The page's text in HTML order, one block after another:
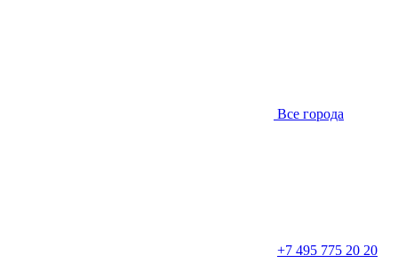
Все города
+7 495 775 20 20